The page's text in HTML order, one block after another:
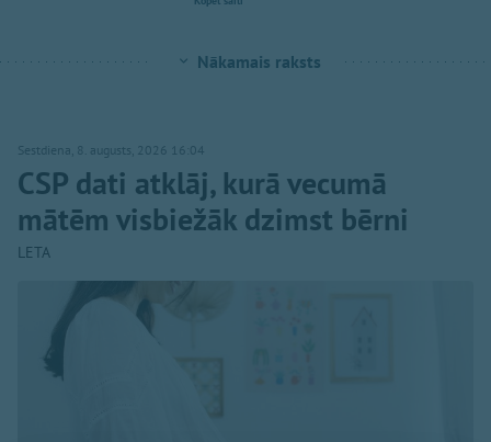
Nākamais raksts
Sestdiena, 8. augusts, 2026 16:04
CSP dati atklāj, kurā vecumā
mātēm visbiežāk dzimst bērni
LETA